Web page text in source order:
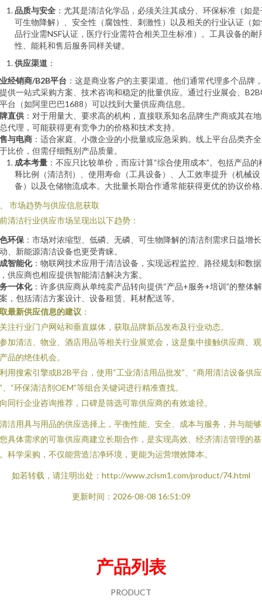
品质与安全 ：尤其是清洁化学品，必须关注其成分、环保标准（如是
可生物降解）、安全性（腐蚀性、刺激性）以及相关的行业认证（如
品行业需NSF认证，医疗行业需符合相关卫生标准）。工具设备的耐
性、能耗和售后服务同样关键。
供应渠道 ：
经销商/B2B平台 ：这是商业客户的主要渠道。他们通常代理多个品牌
供一站式采购方案、技术咨询和稳定的批量供应。通过行业展会、B2B
台（如阿里巴巴1688）可以找到大量供应商信息。
直供 ：对于用量大、要求高的机构，直接联系知名品牌生产商或其在
代理，可能获得更有竞争力的价格和技术支持。
与电商 ：适合家庭、小微企业的小批量或应急采购。线上平台品类齐
比价，但需仔细甄别产品质量。
成本考量 ：不应只比较单价，而应计算“综合使用成本”。包括产品的
释比例（清洁剂）、使用寿命（工具设备）、人工效率提升（机械设
备）以及仓储物流成本。大批量长期合作通常能获得更优的协议价格
市场趋势与供应信息获取
清洁行业供应市场呈现出以下趋势：
环保 ：市场对浓缩型、低磷、无磷、可生物降解的清洁剂需求日益增
、新能源清洁设备也更受青睐。
智能化：物联网技术应用于清洁设备，实现远程监控、路径规划和数
供应商也相应提供智能清洁解决方案。
一体化：许多供应商从单纯卖产品转向提供“产品+服务+培训”的整体
，包括清洁方案设计、设备租赁、耗材配送等。
最新供应信息的建议 ：
注行业门户网站和垂直媒体，获取品牌新品发布及行业动态。
加清洁、物业、酒店用品等相关行业展览会，这是集中接触供应商、
品的绝佳机会。
用搜索引擎或B2B平台，使用“工业清洁用品批发”、“商用清洁设备供应
、“环保清洁剂OEM”等组合关键词进行精准查找。
同行企业咨询推荐，口碑是筛选可靠供应商的有效途径。
洁用具与用品的供应选择上，平衡性能、安全、成本与服务，并与能
具体需求的可靠供应商建立长期合作，是实现高效、经济清洁管理的基
科学采购，不仅能营造洁净环境，更能为运营增效降本。
如若转载，请注明出处：http://www.zclsm1.com/product/74.html
更新时间：2026-08-08 16:51:09
产品列表
PRODUCT